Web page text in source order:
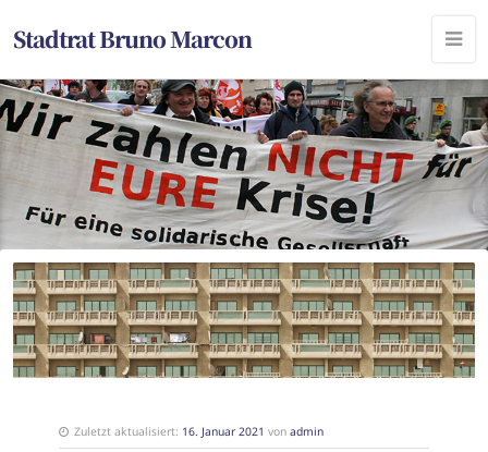
Stadtrat Bruno Marcon
Zuletzt aktualisiert: 16. Januar 2021 von admin